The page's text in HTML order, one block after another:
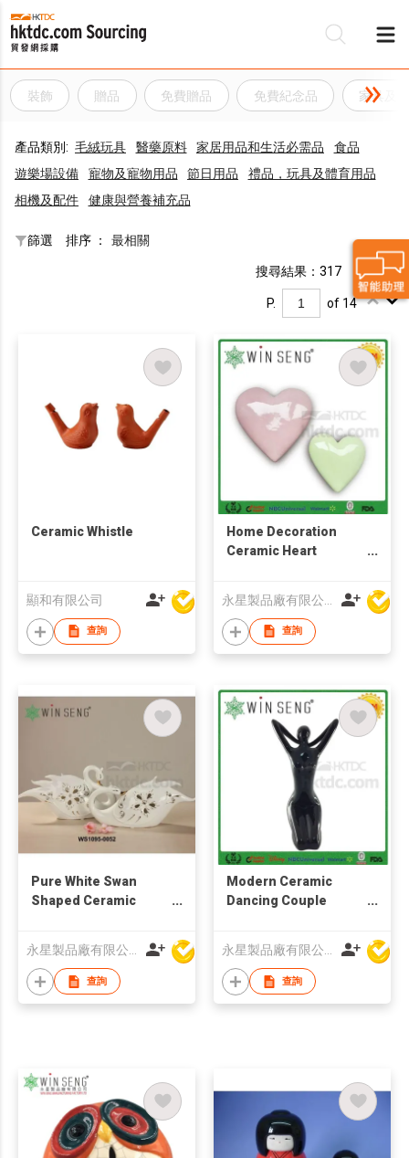
裝飾 贈品 免費贈品 免費紀念品 家具及
產品類別: 毛絨玩具 醫藥原料 家居用品和生活必需品
食品
遊樂場設備
寵物及寵物用品 節日用品
禮品，玩具及體育用品
相機及配件
健康與營養補充品
篩選 排序 ： 最相關
搜尋結果：317
P. of 14
Ceramic Whistle
顯和有限公司
查詢
Home Decoration
Ceramic Heart
查詢
Pure White Swan
Shaped Ceramic
Minds Crafts For
Couples
查詢
Modern Ceramic
Dancing Couple
查詢